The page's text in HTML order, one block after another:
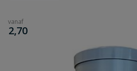
vanaf
€
2,70